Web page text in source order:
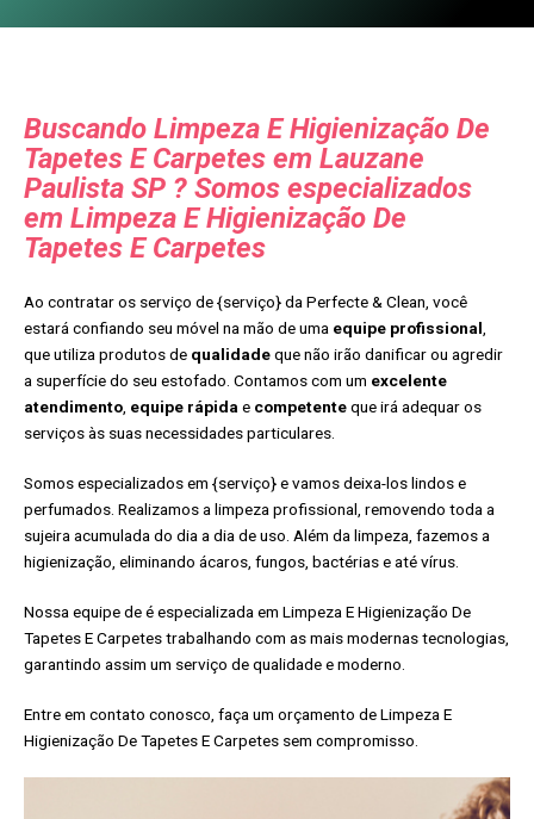
Buscando Limpeza E Higienização De
Tapetes E Carpetes em Lauzane
Paulista SP ? Somos especializados
em Limpeza E Higienização De
Tapetes E Carpetes
Ao contratar os serviço de {serviço} da Perfecte & Clean, você
estará confiando seu móvel na mão de uma equipe profissional
que utiliza produtos de qualidadeque não irão danificar ou agredir
a superfície do seu estofado. Contamos com um excelente
atendimento equipe rápida e competenteque irá adequar os
serviços às suas necessidades particulares.
Somos especializados em {serviço} e vamos deixa-los lindos e
perfumados. Realizamos a limpeza profissional, removendo toda a
sujeira acumulada do dia a dia de uso. Além da limpeza, fazemos a
higienização, eliminando ácaros, fungos, bactérias e até vírus.
Nossa equipe de é especializada em Limpeza E Higienização De
Tapetes E Carpetes trabalhando com as mais modernas tecnologias,
garantindo assim um serviço de qualidade e moderno.
Entre em contato conosco, faça um orçamento de Limpeza E
Higienização De Tapetes E Carpetes sem compromisso.